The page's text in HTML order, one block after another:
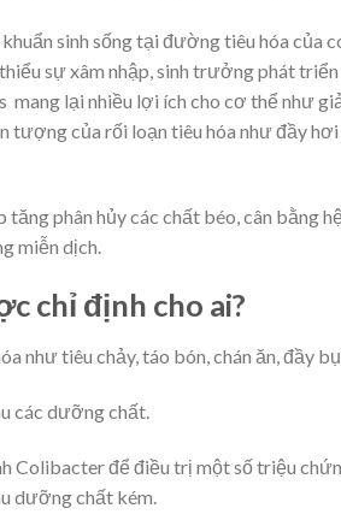
sinh sống tại đường tiêu hóa của
sự xâm nhập, sinh trưởng phát
lại nhiều lợi ích cho cơ thể như
tượng của rối loạn tiêu hóa như đầy
phân hủy các chất béo, cân bằng
miễn dịch.
chỉ định cho ai?
như tiêu chảy, táo bón, chán ăn, đầy
các dưỡng chất.
Colibacter để điều trị một số triệu
dưỡng chất kém.